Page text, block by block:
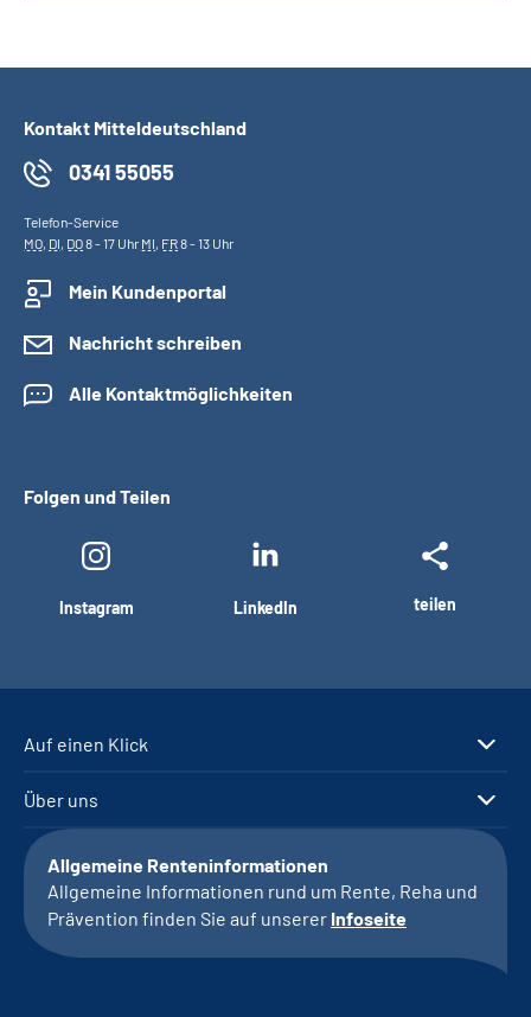
Kontakt Mitteldeutschland
0341 55055
Telefon-Service
MO, DI, DO8 - 17 Uhr MI, FR8 - 13 Uhr
Mein Kundenportal
Nachricht schreiben
Alle Kontaktmöglichkeiten
Folgen und Teilen
Instagram LinkedIn teilen
Auf einen Klick
Über uns
Allgemeine Renteninformationen
Allgemeine Informationen rund um Rente, Reha und
Prävention finden Sie auf unserer Infoseite